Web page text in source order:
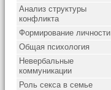
Анализ структуры
конфликта
Формирование личности
Общая психология
Невербальные
коммуникации
Роль секса в семье